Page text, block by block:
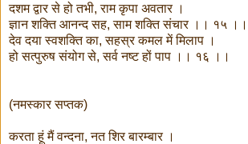
दशम द्वार से हो तभी, राम कृपा अवतार ।
ज्ञान शक्ति आनन्द सह, साम शक्ति संचार ।। १५ ।।
देव दया स्वशक्ति का, सहस्र कमल में मिलाप ।
हो सत्पुरुष संयोग से, सर्व नष्ट हों पाप ।। १६ ।।
(नमस्कार सप्तक)
करता हूं मैं वन्दना, नत शिर बारम्बार ।